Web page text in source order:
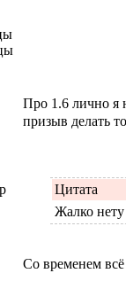
Про 1.6 лично я
призыв делать
Цитата
Жалко
Со временем всё